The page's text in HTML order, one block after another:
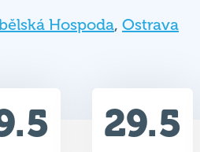
Hospoda, Ostrava
29.5